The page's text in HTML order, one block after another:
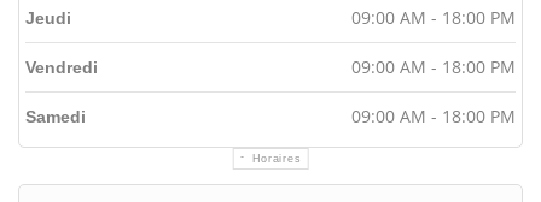
Horaires
Jeudi 09:00 AM - 18:00 PM
Vendredi 09:00 AM - 18:00 PM
Samedi 09:00 AM - 18:00 PM